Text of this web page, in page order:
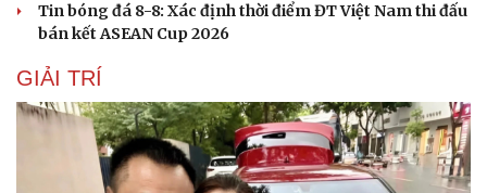
Tin bóng đá 8-8: Xác định thời điểm ĐT Việt Nam thi đấu
bán kết ASEAN Cup 2026
GIẢI TRÍ